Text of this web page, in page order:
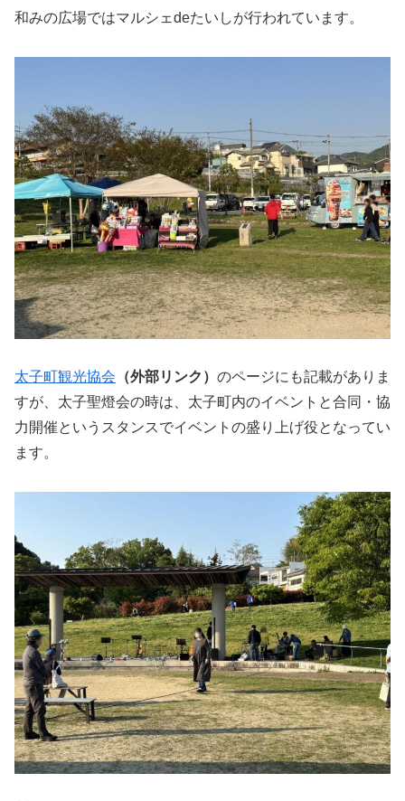
和みの広場ではマルシェdeたいしが行われています。
太子町観光協会 （外部リンク） のページにも記載がありま
すが、太子聖燈会の時は、太子町内のイベントと合同・協
力開催というスタンスでイベントの盛り上げ役となってい
ます。